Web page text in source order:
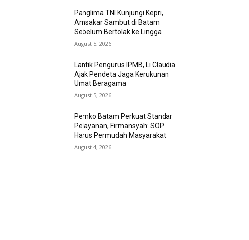
Panglima TNI Kunjungi Kepri,
Amsakar Sambut di Batam
Sebelum Bertolak ke Lingga
August 5, 2026
Lantik Pengurus IPMB, Li Claudia
Ajak Pendeta Jaga Kerukunan
Umat Beragama
August 5, 2026
Pemko Batam Perkuat Standar
Pelayanan, Firmansyah: SOP
Harus Permudah Masyarakat
August 4, 2026